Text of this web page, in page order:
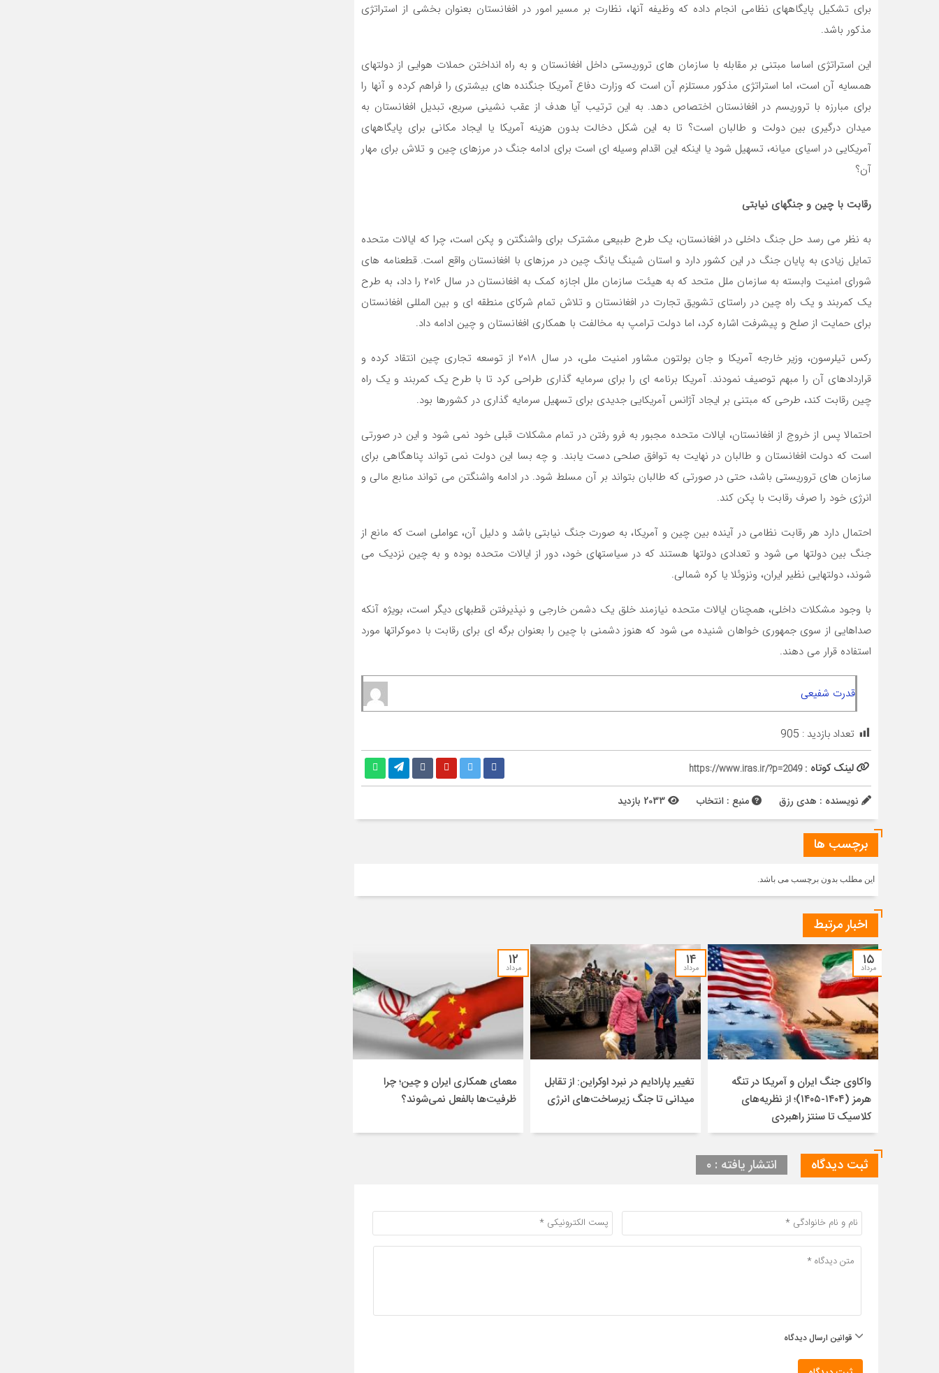
برای تشکیل پایگاههای نظامی انجام داده که وظیفه آنها، نظارت بر مسیر امور در افغانستان بعنوان بخشی از استراتژی
مذکور باشد.
این استراتژی اساسا مبتنی بر مقابله با سازمان های تروریستی داخل افغانستان و به راه انداختن حملات هوایی از دولتهای
همسایه آن است، اما استراتژی مذکور مستلزم آن است که وزارت دفاع آمریکا جنگنده های بیشتری را فراهم کرده و آنها را
برای مبارزه با تروریسم در افغانستان اختصاص دهد. به این ترتیب آیا هدف از عقب نشینی سریع، تبدیل افغانستان به
میدان درگیری بین دولت و طالبان است؟ تا به این شکل دخالت بدون هزینه آمریکا یا ایجاد مکانی برای پایگاههای
آمریکایی در اسیای میانه، تسهیل شود یا اینکه این اقدام وسیله ای است برای ادامه جنگ در مرزهای چین و تلاش برای مهار
آن؟
رقابت با چین و جنگهای نیابتی
به نظر می رسد حل جنگ داخلی در افغانستان، یک طرح طبیعی مشترک برای واشنگتن و پکن است، چرا که ایالات متحده
تمایل زیادی به پایان جنگ در این کشور دارد و استان شینگ یانگ چین در مرزهای با افغانستان واقع است. قطعنامه های
شورای امنیت وابسته به سازمان ملل متحد که به هیئت سازمان ملل اجازه کمک به افغانستان در سال ۲۰۱۶ را داد، به طرح
یک کمربند و یک راه چین در راستای تشویق تجارت در افغانستان و تلاش تمام شرکای منطقه ای و بین المللی افغانستان
برای حمایت از صلح و پیشرفت اشاره کرد، اما دولت ترامپ به مخالفت با همکاری افغانستان و چین ادامه داد.
رکس تیلرسون، وزیر خارجه آمریکا و جان بولتون مشاور امنیت ملی، در سال ۲۰۱۸ از توسعه تجاری چین انتقاد کرده و
قراردادهای آن را مبهم توصیف نمودند. آمریکا برنامه ای را برای سرمایه گذاری طراحی کرد تا با طرح یک کمربند و یک راه
چین رقابت کند، طرحی که مبتنی بر ایجاد آژانس آمریکایی جدیدی برای تسهیل سرمایه گذاری در کشورها بود.
احتمالا پس از خروج از افغانستان، ایالات متحده مجبور به فرو رفتن در تمام مشکلات قبلی خود نمی شود و این در صورتی
است که دولت افغانستان و طالبان در نهایت به توافق صلحی دست یابند. و چه بسا این دولت نمی تواند پناهگاهی برای
سازمان های تروریستی باشد، حتی در صورتی که طالبان بتواند بر آن مسلط شود. در ادامه واشنگتن می تواند منابع مالی و
انرژی خود را صرف رقابت با پکن کند.
احتمال دارد هر رقابت نظامی در آینده بین چین و آمریکا، به صورت جنگ نیابتی باشد و دلیل آن، عواملی است که مانع از
جنگ بین دولتها می شود و تعدادی دولتها هستند که در سیاستهای خود، دور از ایالات متحده بوده و به چین نزدیک می
شوند، دولتهایی نظیر ایران، ونزوئلا یا کره شمالی.
با وجود مشکلات داخلی، همچنان ایالات متحده نیازمند خلق یک دشمن خارجی و نپذیرفتن قطبهای دیگر است، بویژه آنکه
صداهایی از سوی جمهوری خواهان شنیده می شود که هنوز دشمنی با چین را بعنوان برگه ای برای رقابت با دموکراتها مورد
استفاده قرار می دهند.
قدرت شفیعی
تعداد بازدید : 905
لینک کوتاه :https://www.iras.ir/?p=2049
نویسنده : هدی رزق منبع : انتخاب
برچسب ها
این مطلب بدون برچسب می باشد.
اخبار مرتبط
۱۵
مرداد
واکاوی جنگ ایران و آمریکا در تنگه
هرمز (۱۴۰۴-۱۴۰۵)؛ از نظریه‌های
کلاسیک تا سنتز راهبردی
۱۴
مرداد
تغییر پارادایم در نبرد اوکراین: از تقابل
میدانی تا جنگ زیرساخت‌های انرژی
۱۲
مرداد
معمای همکاری ایران و چین؛ چرا
ظرفیت‌ها بالفعل نمی‌شوند؟
ثبت دیدگاه انتشار یافته : ۰
قوانین ارسال دیدگاه